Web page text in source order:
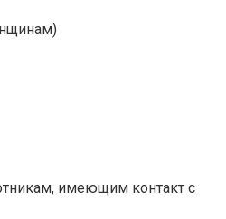
имеющим контакт с